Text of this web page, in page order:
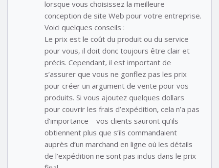
lorsque vous choisissez la meilleure
conception de site Web pour votre entreprise.
Voici quelques conseils :
Le prix est le coût du produit ou du service
pour vous, il doit donc toujours être clair et
précis. Cependant, il est important de
s’assurer que vous ne gonflez pas les prix
pour créer un argument de vente pour vos
produits. Si vous ajoutez quelques dollars
pour couvrir les frais d’expédition, cela n’a pas
d’importance – vos clients sauront qu’ils
obtiennent plus que s’ils commandaient
auprès d’un marchand en ligne où les détails
de l’expédition ne sont pas inclus dans le prix